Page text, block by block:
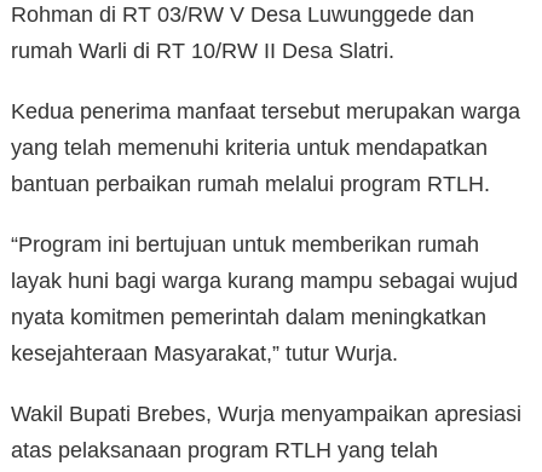
Rohman di RT 03/RW V Desa Luwunggede dan
rumah Warli di RT 10/RW II Desa Slatri.
Kedua penerima manfaat tersebut merupakan warga
yang telah memenuhi kriteria untuk mendapatkan
bantuan perbaikan rumah melalui program RTLH.
“Program ini bertujuan untuk memberikan rumah
layak huni bagi warga kurang mampu sebagai wujud
nyata komitmen pemerintah dalam meningkatkan
kesejahteraan Masyarakat,” tutur Wurja.
Wakil Bupati Brebes, Wurja menyampaikan apresiasi
atas pelaksanaan program RTLH yang telah